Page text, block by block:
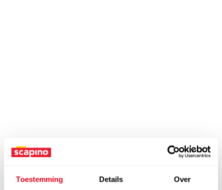
Toestemming Details Over